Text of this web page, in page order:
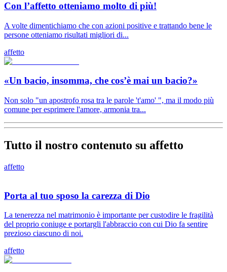
Con l’affetto otteniamo molto di più!
A volte dimentichiamo che con azioni positive e trattando bene le
persone otteniamo risultati migliori di...
affetto
«Un bacio, insomma, che cos’è mai un bacio?»
Non solo "un apostrofo rosa tra le parole 't'amo' ", ma il modo più
comune per esprimere l'amore, armonia tra...
Tutto il nostro contenuto su affetto
affetto
Porta al tuo sposo la carezza di Dio
La tenerezza nel matrimonio è importante per custodire le fragilità
del proprio coniuge e portargli l'abbraccio con cui Dio fa sentire
prezioso ciascuno di noi.
affetto